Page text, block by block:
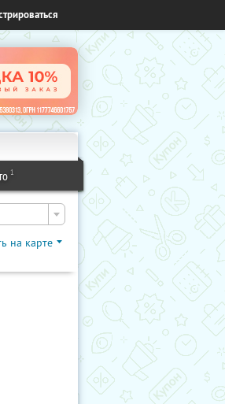
1
на карте